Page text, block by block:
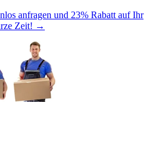
anfragen und 23% Rabatt auf Ihr
Zeit! →